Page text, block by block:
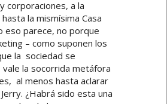
corporaciones, a la
la mismísima Casa
eso parece, no porque
– como suponen los
la sociedad se
la socorrida metáfora
al menos hasta aclarar
¿Habrá sido esta una